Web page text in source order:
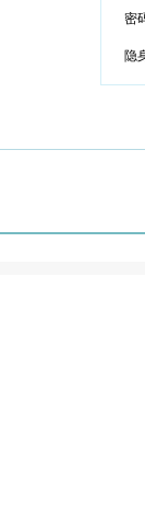
密
隐